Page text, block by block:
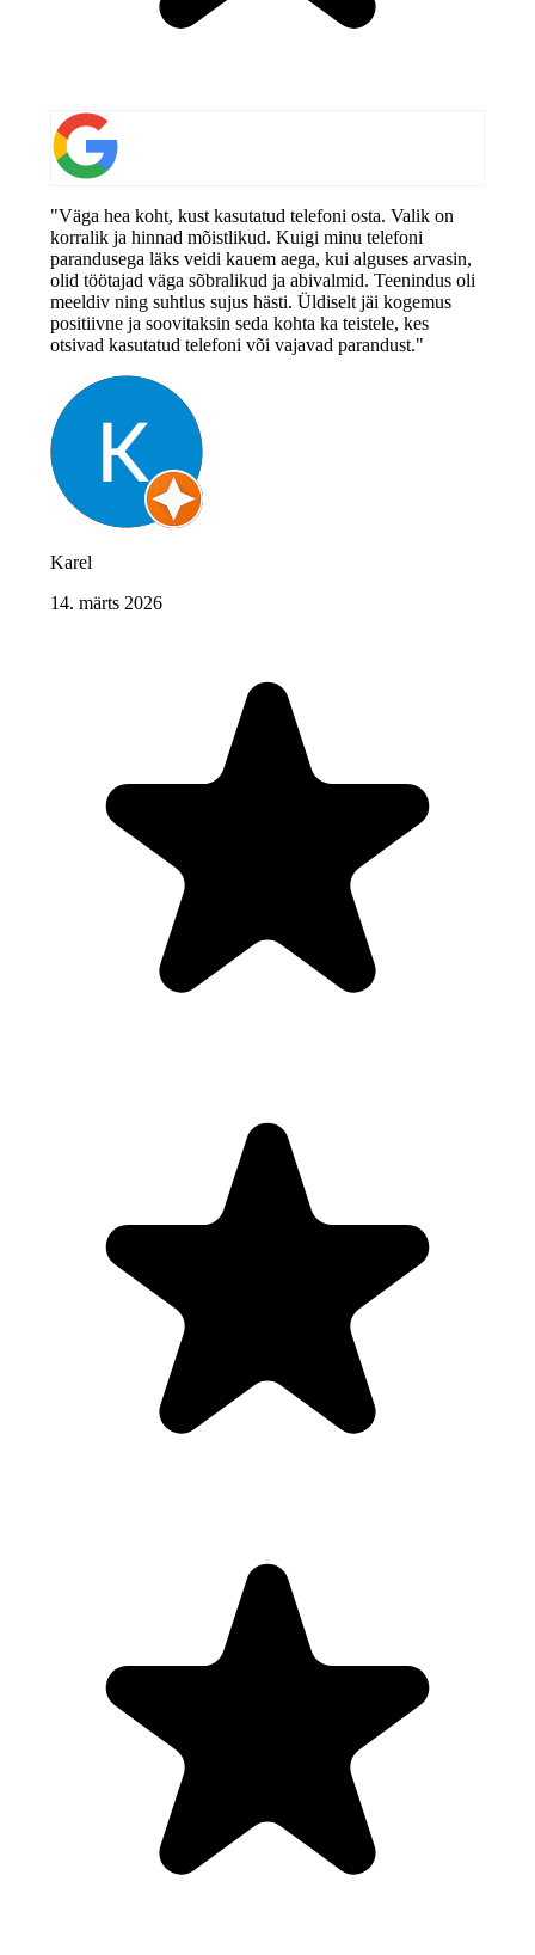
"Väga hea koht, kust kasutatud telefoni osta. Valik on
korralik ja hinnad mõistlikud. Kuigi minu telefoni
parandusega läks veidi kauem aega, kui alguses arvasin,
olid töötajad väga sõbralikud ja abivalmid. Teenindus oli
meeldiv ning suhtlus sujus hästi. Üldiselt jäi kogemus
positiivne ja soovitaksin seda kohta ka teistele, kes
otsivad kasutatud telefoni või vajavad parandust."
Karel
14. märts 2026